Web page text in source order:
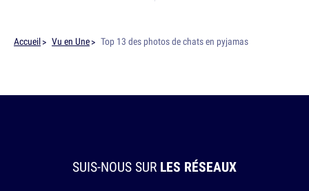
Accueil Vu en Une Top 13 des photos de chats en pyjamas
SUIS-NOUS SUR LES RÉSEAUX